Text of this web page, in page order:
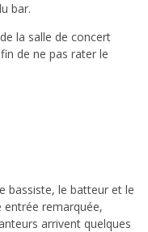
bar.
la salle de concert
de ne pas rater le
bassiste, le batteur et le
entrée remarquée,
arrivent quelques